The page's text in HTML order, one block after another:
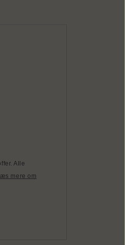
Alle
mere om